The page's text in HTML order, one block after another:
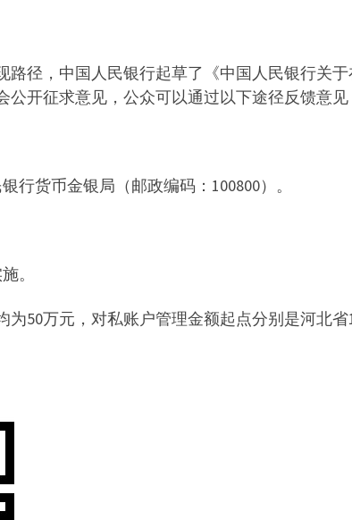
径，中国人民银行起草了《中国人民银行关
开征求意见，公众可以通过以下途径反馈意见
行货币金银局（邮政编码：100800）。
。
50万元，对私账户管理金额起点分别是河北省